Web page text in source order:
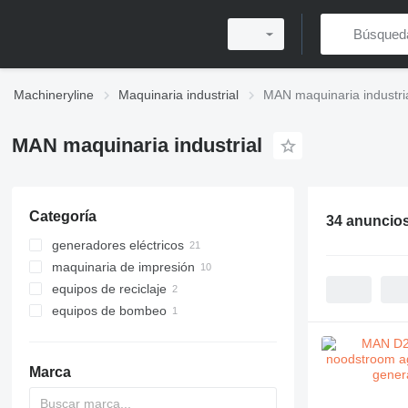
Machineryline Maquinaria industrial MAN maquinaria
MAN maquinaria industrial
Categoría
generadores eléctricos
generadores de diésel
generadores de gas
plantas de cogeneración
maquinaria de impresión
máquinas de impresión offset
máquinas de impresión offset de
equipos de reciclaje
maquinaria de reciclaje de metal
equipos de bombeo
Marca
34